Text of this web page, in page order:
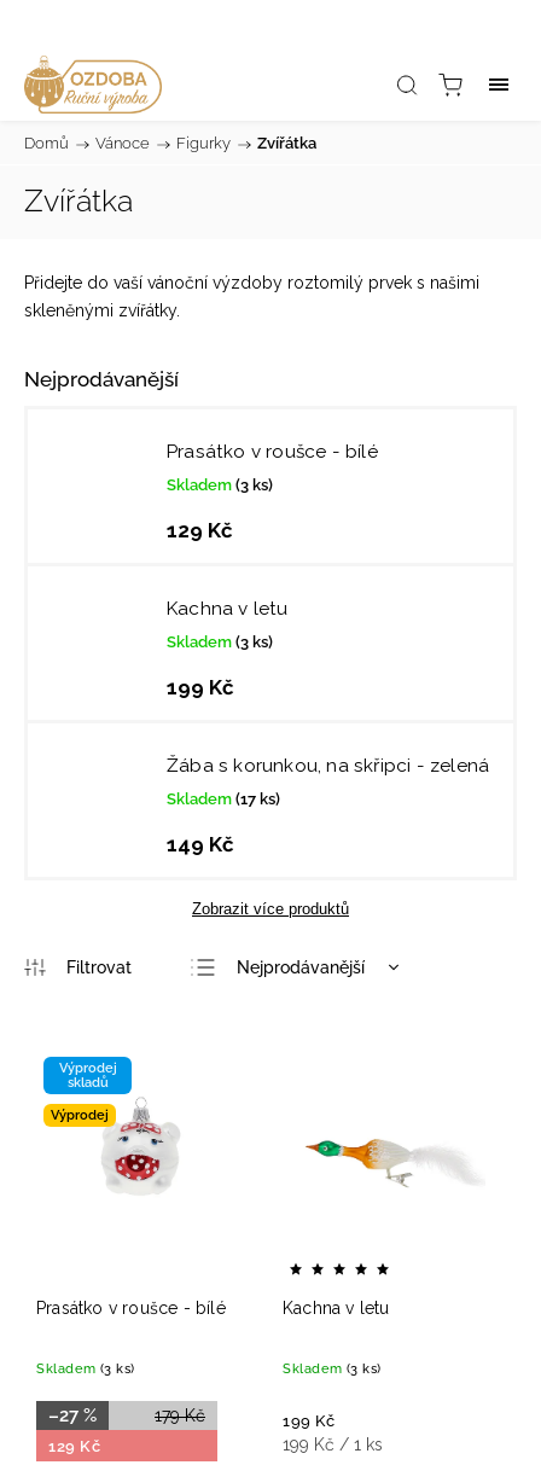
Domů / Vánoce / Figurky / Zvířátka
Zvířátka
Přidejte do vaší vánoční výzdoby roztomilý prvek s našimi
skleněnými zvířátky.
Nejprodávanější
Prasátko v roušce - bílé
Skladem (3 ks)
129 Kč
Kachna v letu
Skladem (3 ks)
199 Kč
Žába s korunkou, na skřipci - zelená
Skladem (17 ks)
149 Kč
Zobrazit více produktů
Nejprodávanější
Výprodej
skladů
Výprodej
Prasátko v roušce - bílé
Skladem (3 ks)
179 Kč
–27 %
129 Kč
Kachna v letu
Skladem (3 ks)
199 Kč
199 Kč / 1 ks